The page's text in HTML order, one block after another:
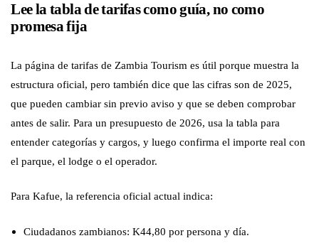
Lee la tabla de tarifas como guía, no como
promesa fija
La página de tarifas de Zambia Tourism es útil porque muestra la
estructura oficial, pero también dice que las cifras son de 2025,
que pueden cambiar sin previo aviso y que se deben comprobar
antes de salir. Para un presupuesto de 2026, usa la tabla para
entender categorías y cargos, y luego confirma el importe real con
el parque, el lodge o el operador.
Para Kafue, la referencia oficial actual indica:
Ciudadanos zambianos: K44,80 por persona y día.